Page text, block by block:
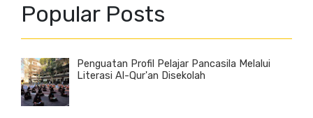
Popular Posts
Penguatan Profil Pelajar Pancasila Melalui
Literasi Al-Qur'an Disekolah